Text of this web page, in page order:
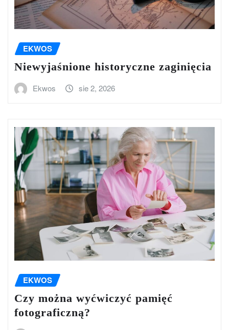
EKWOS
Niewyjaśnione historyczne zaginięcia
Ekwos sie 2, 2026
EKWOS
Czy można wyćwiczyć pamięć
fotograficzną?